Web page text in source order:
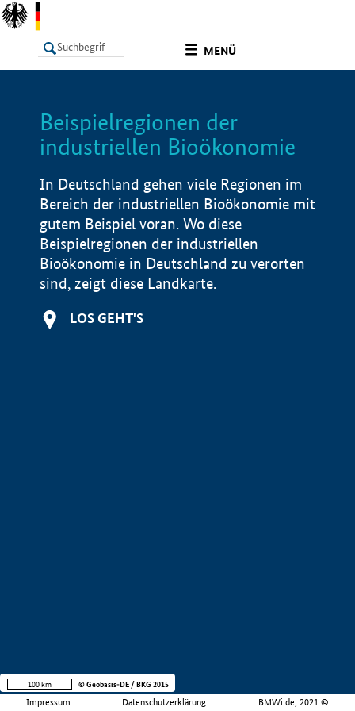
MENÜ
LISTE
Beispielregionen der
industriellen Bioökonomie
In Deutschland gehen viele Regionen im
Bereich der industriellen Bioökonomie mit
gutem Beispiel voran. Wo diese
Beispielregionen der industriellen
Bioökonomie in Deutschland zu verorten
sind, zeigt diese Landkarte.
LOS GEHT'S
Impressum Datenschutzerklärung BMWi.de, 2021 ©
100 km © Geobasis-DE / BKG 2015